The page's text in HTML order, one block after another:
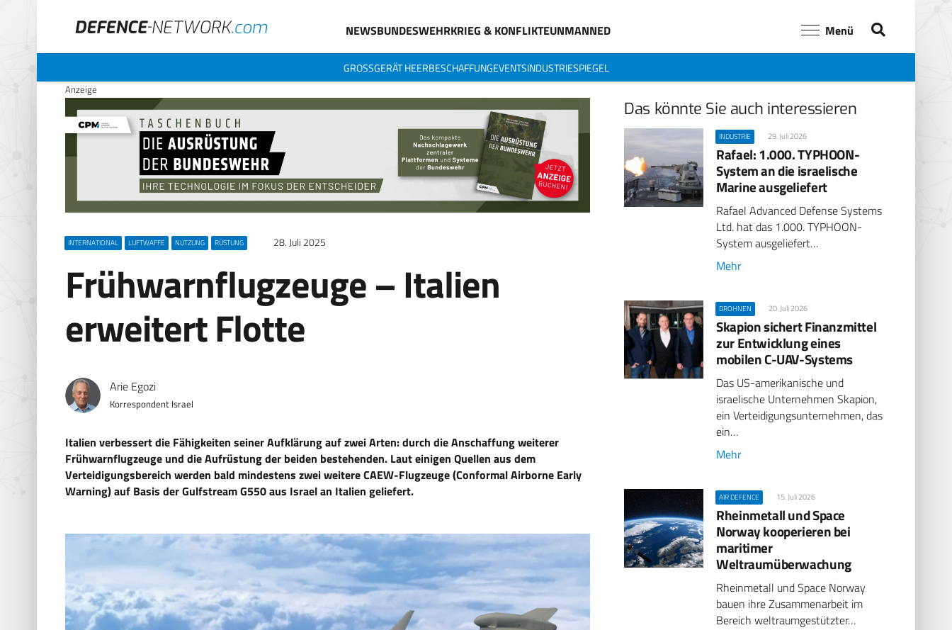
NEWSBUNDESWEHRKRIEG & KONFLIKTEUNMANNED Menü
GROSSGERÄT HEERBESCHAFFUNGEVENTSINDUSTRIESPIEGEL
Anzeige
INTERNATIONAL LUFTWAFFE NUTZUNG RÜSTUNG 28. Juli 2025
Frühwarnflugzeuge – Italien
erweitert Flotte
Arie Egozi
Korrespondent Israel
Italien verbessert die Fähigkeiten seiner Aufklärung auf zwei Arten: durch die Anschaffung weiterer
Frühwarnflugzeuge und die Aufrüstung der beiden bestehenden. Laut einigen Quellen aus dem
Verteidigungsbereich werden bald mindestens zwei weitere CAEW-Flugzeuge (Conformal Airborne Early
Warning) auf Basis der Gulfstream G550 aus Israel an Italien geliefert.
Das könnte Sie auch interessieren
INDUSTRIE 29. Juli 2026
Rafael: 1.000. TYPHOON-
System an die israelische
Marine ausgeliefert
Rafael Advanced Defense Systems
Ltd. hat das 1.000. TYPHOON-
System ausgeliefert…
Mehr
DROHNEN 20. Juli 2026
Skapion sichert Finanzmittel
zur Entwicklung eines
mobilen C-UAV-Systems
Das US-amerikanische und
israelische Unternehmen Skapion,
ein Verteidigungsunternehmen, das
ein…
Mehr
AIR DEFENCE 15. Juli 2026
Rheinmetall und Space
Norway kooperieren bei
maritimer
Weltraumüberwachung
Rheinmetall und Space Norway
bauen ihre Zusammenarbeit im
Bereich weltraumgestützter…